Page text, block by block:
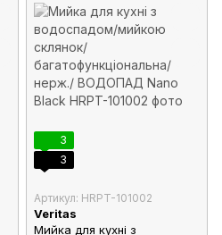
3
3
Артикул: HRPT-101002
Veritas
Мийка для кухні з